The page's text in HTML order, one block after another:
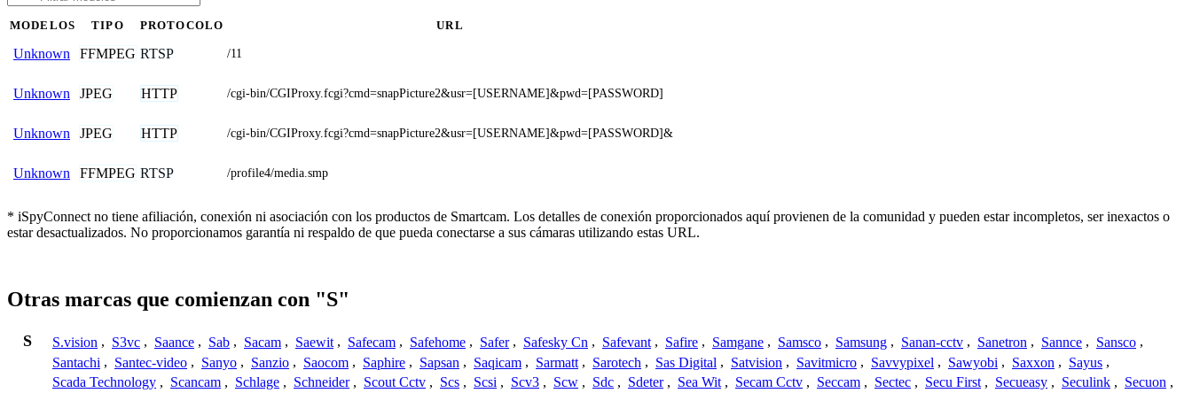
MODELOS TIPO PROTOCOLO URL
Unknown FFMPEG RTSP /11
Unknown JPEG HTTP /cgi-bin/CGIProxy.fcgi?cmd=snapPicture2&usr=[USERNAME]&pwd=[PASSWORD]
Unknown JPEG HTTP /cgi-bin/CGIProxy.fcgi?cmd=snapPicture2&usr=[USERNAME]&pwd=[PASSWORD]&
Unknown FFMPEG RTSP /profile4/media.smp
* iSpyConnect no tiene afiliación, conexión ni asociación con los productos de Smartcam. Los detalles de conexión proporcionados aquí provienen de la comunidad y pueden estar incompletos, ser inexactos o
estar desactualizados. No proporcionamos garantía ni respaldo de que pueda conectarse a sus cámaras utilizando estas URL.
Otras marcas que comienzan con "S"
S S.vision , S3vc , Saance , Sab , Sacam , Saewit , Safecam , Safehome , Safer , Safesky Cn , Safevant , Safire , Samgane , Samsco , Samsung , Sanan-cctv , Sanetron , Sannce , Sansco ,
Santachi , Santec-video , Sanyo , Sanzio , Saocom , Saphire , Sapsan , Saqicam , Sarmatt , Sarotech , Sas Digital , Satvision , Savitmicro , Savvypixel , Sawyobi , Saxxon , Sayus ,
Scada Technology , Scancam , Schlage , Schneider , Scout Cctv , Scs , Scsi , Scv3 , Scw , Sdc , Sdeter , Sea Wit , Secam Cctv , Seccam , Sectec , Secu First , Secueasy , Seculink , Secuon ,